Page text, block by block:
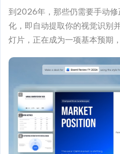
到2026年，那些仍需要手动
化，即自动提取你的视觉识别
灯片，正在成为一项基本预期